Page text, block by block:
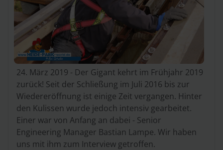
24. März 2019 - Der Gigant kehrt im Frühjahr 2019
zurück! Seit der Schließung im Juli 2016 bis zur
Wiedereröffnung ist einige Zeit vergangen. Hinter
den Kulissen wurde jedoch intensiv gearbeitet.
Einer war von Anfang an dabei - Senior
Engineering Manager Bastian Lampe. Wir haben
uns mit ihm zum Interview getroffen.